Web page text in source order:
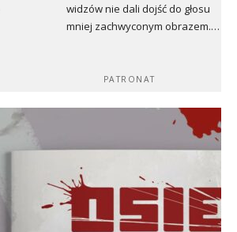
widzów nie dali dojść do głosu
mniej zachwyconym obrazem.…
PATRONAT